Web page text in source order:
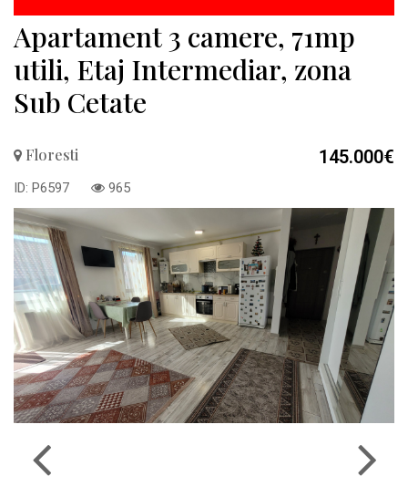
Apartament 3 camere, 71mp
utili, Etaj Intermediar, zona
Sub Cetate
Floresti 145.000€
ID: P6597 965